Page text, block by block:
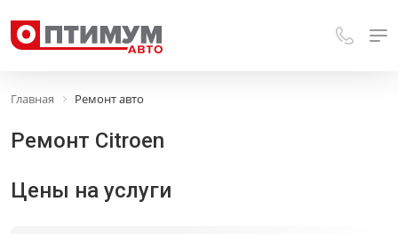
Главная Ремонт авто
Ремонт Citroen
Цены на услуги